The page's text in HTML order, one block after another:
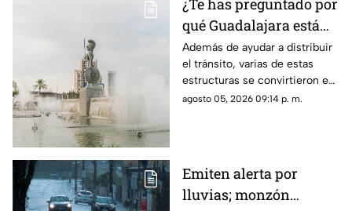
¿Te has preguntado por
qué Guadalajara está
llena de glorietas? Esta
es la razón
Además de ayudar a distribuir
el tránsito, varias de estas
estructuras se convirtieron en
símbolos de la ciudad y puntos
agosto 05, 2026 09:14 p. m.
Emiten alerta por
lluvias; monzón